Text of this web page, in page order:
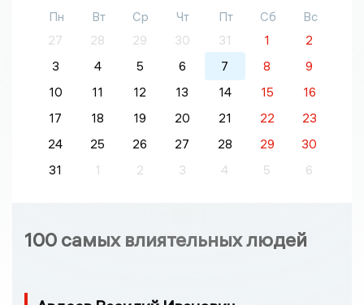
Пн Вт Ср Чт Пт Сб
Вс
27
28 29 30 31 1
2
3
4 5 6 7 8
9
10
11 12 13 14 15
16
17
18 19 20 21 22
23
24
25 26 27 28 29
30
31
1 2 3 4 5 6
100 самых влиятельных людей